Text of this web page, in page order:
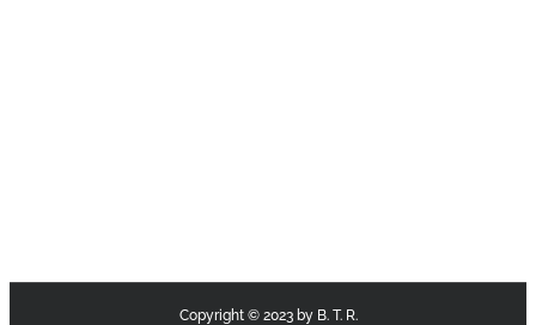
Copyright © 2023 by B. T. R.